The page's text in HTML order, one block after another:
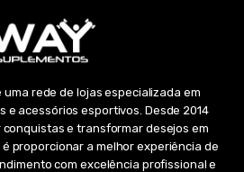
uma rede de lojas especializada em
e acessórios esportivos. Desde 2014
e transformar desejos em
proporcionar a melhor experiência de
com excelência profissional e